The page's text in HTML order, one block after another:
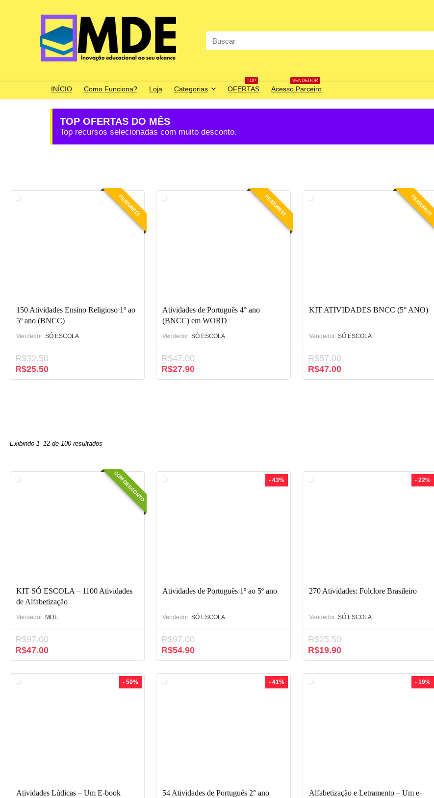
INÍCIO Como Funciona? Loja Categorias
TOP
OFERTAS
VENDEDOR
Acesso Parceiro
TOP OFERTAS DO MÊS
Top recursos selecionadas com muito desconto.
FEATURED!
150 Atividades Ensino Religioso 1º ao
5º ano (BNCC)
Vendedor: SÓ ESCOLA
R$32.50
R$25.50
FEATURED!
Atividades de Português 4° ano
(BNCC) em WORD
Vendedor: SÓ ESCOLA
R$47.00
R$27.90
FEATURED!
KIT ATIVIDADES BNCC (5° ANO)
Vendedor: SÓ ESCOLA
R$57.00
R$47.00
Exibindo 1–12 de 100 resultados
COM DESCONTO
KIT SÓ ESCOLA – 1100 Atividades
de Alfabetização
Vendedor: MDE
R$97.00
R$47.00
- 43%
Atividades de Português 1º ao 5º ano
Vendedor: SÓ ESCOLA
R$97.00
R$54.90
- 22%
270 Atividades: Folclore Brasileiro
Vendedor: SÓ ESCOLA
R$25.50
R$19.90
- 50%
Atividades Lúdicas – Um E-book
- 41%
54 Atividades de Português 2° ano
- 19%
Alfabetização e Letramento – Um e-